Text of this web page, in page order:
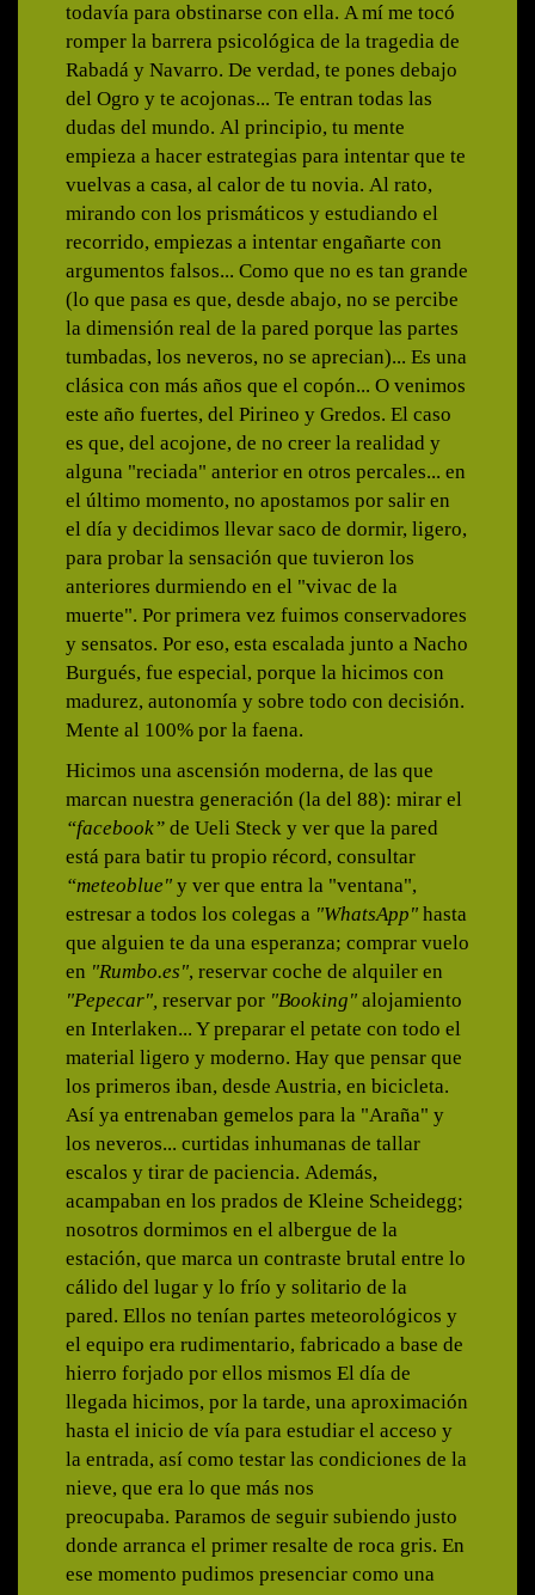
todavía para obstinarse con ella. A mí me tocó
romper la barrera psicológica de la tragedia de
Rabadá y Navarro. De verdad, te pones debajo
del Ogro y te acojonas... Te entran todas las
dudas del mundo. Al principio, tu mente
empieza a hacer estrategias para intentar que te
vuelvas a casa, al calor de tu novia. Al rato,
mirando con los prismáticos y estudiando el
recorrido, empiezas a intentar engañarte con
argumentos falsos... Como que no es tan grande
(lo que pasa es que, desde abajo, no se percibe
la dimensión real de la pared porque las partes
tumbadas, los neveros, no se aprecian)... Es una
clásica con más años que el copón... O venimos
este año fuertes, del Pirineo y Gredos. El caso
es que, del acojone, de no creer la realidad y
alguna "reciada" anterior en otros percales... en
el último momento, no apostamos por salir en
el día y decidimos llevar saco de dormir, ligero,
para probar la sensación que tuvieron los
anteriores durmiendo en el "vivac de la
muerte". Por primera vez fuimos conservadores
y sensatos. Por eso, esta escalada junto a Nacho
Burgués, fue especial, porque la hicimos con
madurez, autonomía y sobre todo con decisión.
Mente al 100% por la faena.
Hicimos una ascensión moderna, de las que
marcan nuestra generación (la del 88): mirar el
“facebook” de Ueli Steck y ver que la pared
está para batir tu propio récord, consultar
“meteoblue" y ver que entra la "ventana",
estresar a todos los colegas a "WhatsApp" hasta
que alguien te da una esperanza; comprar vuelo
en "Rumbo.es", reservar coche de alquiler en
"Pepecar", reservar por "Booking" alojamiento
en Interlaken... Y preparar el petate con todo el
material ligero y moderno. Hay que pensar que
los primeros iban, desde Austria, en bicicleta.
Así ya entrenaban gemelos para la "Araña" y
los neveros... curtidas inhumanas de tallar
escalos y tirar de paciencia. Además,
acampaban en los prados de Kleine Scheidegg;
nosotros dormimos en el albergue de la
estación, que marca un contraste brutal entre lo
cálido del lugar y lo frío y solitario de la
pared. Ellos no tenían partes meteorológicos y
el equipo era rudimentario, fabricado a base de
hierro forjado por ellos mismos El día de
llegada hicimos, por la tarde, una aproximación
hasta el inicio de vía para estudiar el acceso y
la entrada, así como testar las condiciones de la
nieve, que era lo que más nos
preocupaba. Paramos de seguir subiendo justo
donde arranca el primer resalte de roca gris. En
ese momento pudimos presenciar como una